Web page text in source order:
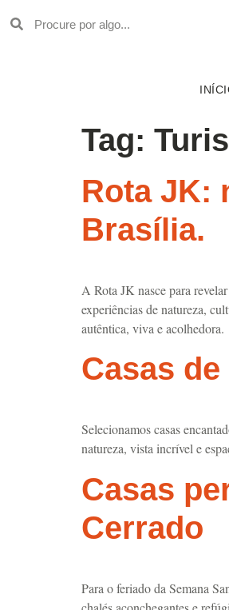
Tag:
Rota JK:
Brasília.
A Rota JK nasce para
experiências de natureza,
autêntica, viva e acolhedora.
Casas
Selecionamos casas
natureza, vista incrível e
Casas
Cerrado
Para o feriado da Semana